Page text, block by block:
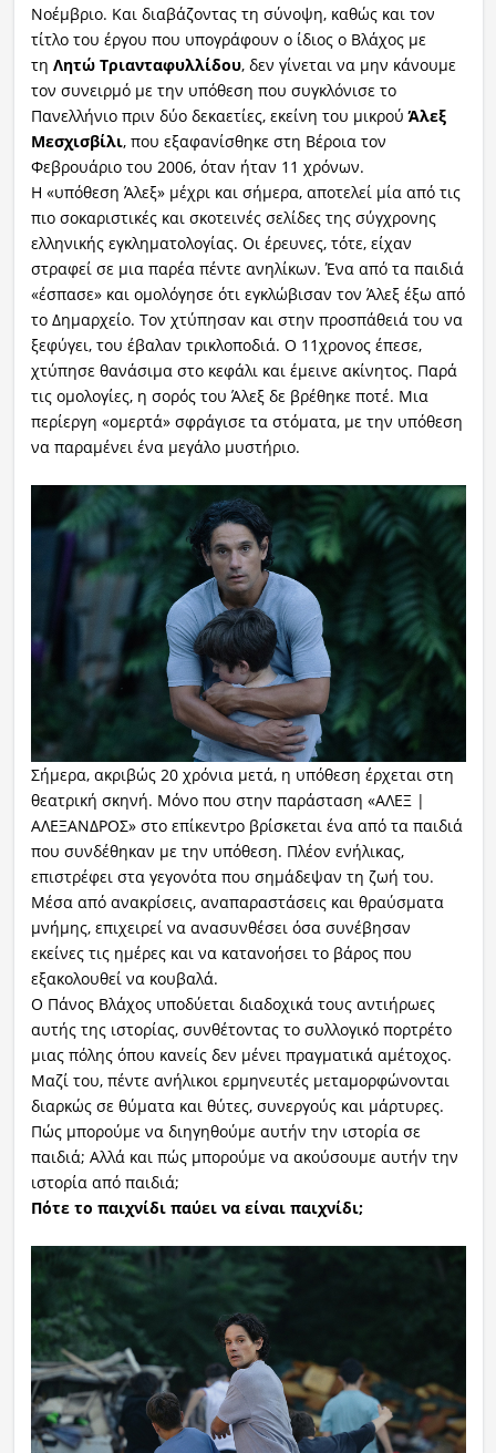
Νοέμβριο. Και διαβάζοντας τη σύνοψη, καθώς και τον
τίτλο του έργου που υπογράφουν ο ίδιος ο Βλάχος με
τη Λητώ Τριανταφυλλίδου, δεν γίνεται να μην κάνουμε
τον συνειρμό με την υπόθεση που συγκλόνισε το
Πανελλήνιο πριν δύο δεκαετίες, εκείνη του μικρού Άλεξ
Μεσχισβίλι, που εξαφανίσθηκε στη Βέροια τον
Φεβρουάριο του 2006, όταν ήταν 11 χρόνων.
Η «υπόθεση Άλεξ» μέχρι και σήμερα, αποτελεί μία από τις
πιο σοκαριστικές και σκοτεινές σελίδες της σύγχρονης
ελληνικής εγκληματολογίας. Οι έρευνες, τότε, είχαν
στραφεί σε μια παρέα πέντε ανηλίκων. Ένα από τα παιδιά
«έσπασε» και ομολόγησε ότι εγκλώβισαν τον Άλεξ έξω από
το Δημαρχείο. Τον χτύπησαν και στην προσπάθειά του να
ξεφύγει, του έβαλαν τρικλοποδιά. Ο 11χρονος έπεσε,
χτύπησε θανάσιμα στο κεφάλι και έμεινε ακίνητος. Παρά
τις ομολογίες, η σορός του Άλεξ δε βρέθηκε ποτέ. Μια
περίεργη «ομερτά» σφράγισε τα στόματα, με την υπόθεση
να παραμένει ένα μεγάλο μυστήριο.
Σήμερα, ακριβώς 20 χρόνια μετά, η υπόθεση έρχεται στη
θεατρική σκηνή. Μόνο που στην παράσταση «ΑΛΕΞ |
ΑΛΕΞΑΝΔΡΟΣ» στο επίκεντρο βρίσκεται ένα από τα παιδιά
που συνδέθηκαν με την υπόθεση. Πλέον ενήλικας,
επιστρέφει στα γεγονότα που σημάδεψαν τη ζωή του.
Μέσα από ανακρίσεις, αναπαραστάσεις και θραύσματα
μνήμης, επιχειρεί να ανασυνθέσει όσα συνέβησαν
εκείνες τις ημέρες και να κατανοήσει το βάρος που
εξακολουθεί να κουβαλά.
Ο Πάνος Βλάχος υποδύεται διαδοχικά τους αντιήρωες
αυτής της ιστορίας, συνθέτοντας το συλλογικό πορτρέτο
μιας πόλης όπου κανείς δεν μένει πραγματικά αμέτοχος.
Μαζί του, πέντε ανήλικοι ερμηνευτές μεταμορφώνονται
διαρκώς σε θύματα και θύτες, συνεργούς και μάρτυρες.
Πώς μπορούμε να διηγηθούμε αυτήν την ιστορία σε
παιδιά; Αλλά και πώς μπορούμε να ακούσουμε αυτήν την
ιστορία από παιδιά;
Πότε το παιχνίδι παύει να είναι παιχνίδι;